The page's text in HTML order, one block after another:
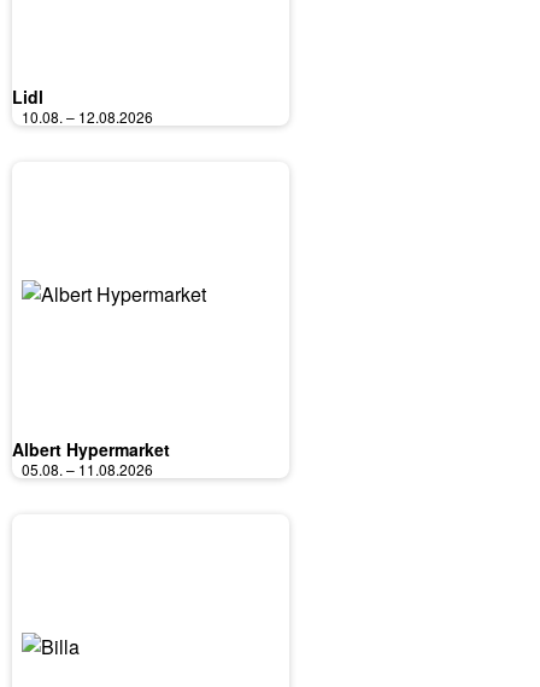
Lidl
10.08. – 12.08.2026
Albert Hypermarket
05.08. – 11.08.2026